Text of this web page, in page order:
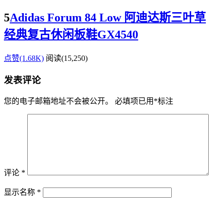
5Adidas Forum 84 Low 阿迪达斯三叶草
经典复古休闲板鞋GX4540
点赞(1.68K) 阅读(15,250)
发表评论
您的电子邮箱地址不会被公开。 必填项已用 *标注
评论 *
显示名称 *